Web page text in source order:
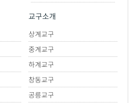
교구소개
상계교구
중계교구
하계교구
창동교구
공릉교구